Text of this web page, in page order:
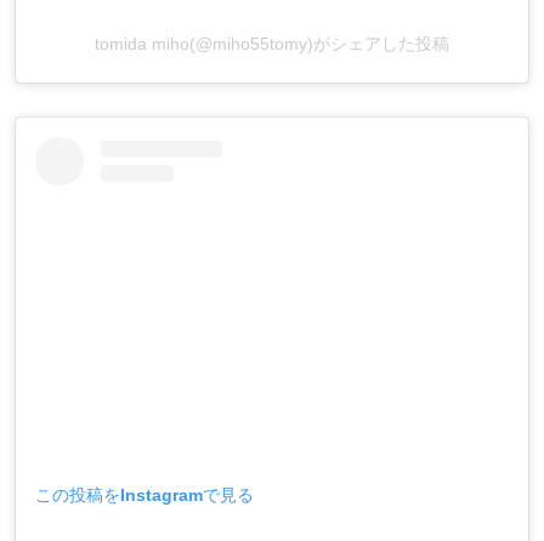
tomida miho(@miho55tomy)がシェアした投稿
この投稿をInstagramで見る